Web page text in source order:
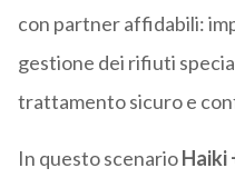
con partner affidabili:
gestione dei rifiuti
trattamento sicuro e
In questo scenarioHaiki